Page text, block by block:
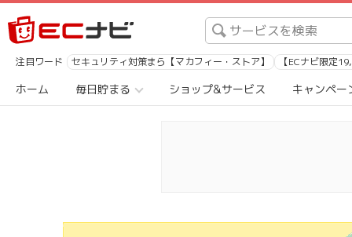
注目ワード セキュリティ対策まら【マカフィー・ストア】 【ECナビ限定
ホーム 毎日貯まる ショップ&サービス キャンペー